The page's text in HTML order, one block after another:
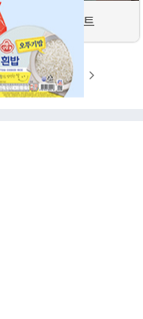
성격 심리테스트
8 9 10